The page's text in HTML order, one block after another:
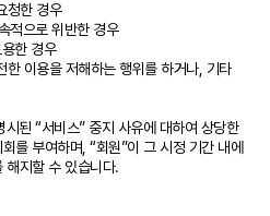
청한 경우
적으로 위반한 경우
한 경우
한 이용을 저해하는 행위를 하거나, 기타
된 “서비스” 중지 사유에 대하여 상당한
를 부여하며, “회원”이 그 시정 기간 내에
해지할 수 있습니다.